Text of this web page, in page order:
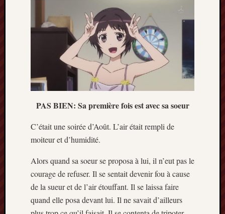
PAS BIEN: Sa première fois est avec sa soeur
C’était une soirée d’Août. L’air était rempli de
moiteur et d’humidité.
Alors quand sa soeur se proposa à lui, il n’eut pas le
courage de refuser. Il se sentait devenir fou à cause
de la sueur et de l’air étouffant. Il se laissa faire
quand elle posa devant lui. Il ne savait d’ailleurs